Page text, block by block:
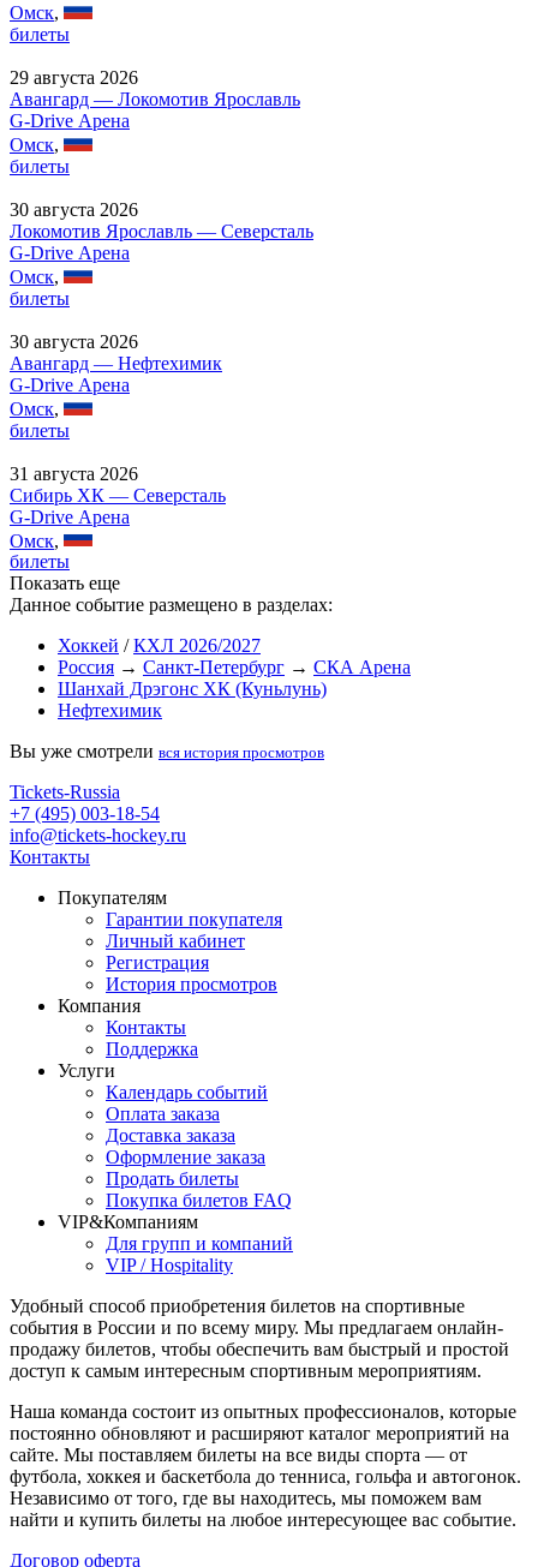
Омск,
билеты
29 августа 2026
Авангард — Локомотив Ярославль
G-Drive Арена
Омск,
билеты
30 августа 2026
Локомотив Ярославль — Северсталь
G-Drive Арена
Омск,
билеты
30 августа 2026
Авангард — Нефтехимик
G-Drive Арена
Омск,
билеты
31 августа 2026
Сибирь ХК — Северсталь
G-Drive Арена
Омск,
билеты
Показать еще
Данное событие размещено в разделах:
Хоккей /КХЛ 2026/2027
Россия → Санкт-Петербург → СКА Арена
Шанхай Дрэгонс ХК (Куньлунь)
Нефтехимик
Вы уже смотрели вся история просмотров
Tickets-Russia
+7 (495) 003-18-54
info@tickets-hockey.ru
Контакты
Покупателям
Гарантии покупателя
Личный кабинет
Регистрация
История просмотров
Компания
Контакты
Поддержка
Услуги
Календарь событий
Оплата заказа
Доставка заказа
Оформление заказа
Продать билеты
Покупка билетов FAQ
VIP&Компаниям
Для групп и компаний
VIP / Hospitality
Удобный способ приобретения билетов на спортивные
события в России и по всему миру. Мы предлагаем онлайн-
продажу билетов, чтобы обеспечить вам быстрый и простой
доступ к самым интересным спортивным мероприятиям.
Наша команда состоит из опытных профессионалов, которые
постоянно обновляют и расширяют каталог мероприятий на
сайте. Мы поставляем билеты на все виды спорта — от
футбола, хоккея и баскетбола до тенниса, гольфа и автогонок.
Независимо от того, где вы находитесь, мы поможем вам
найти и купить билеты на любое интересующее вас событие.
Договор оферта